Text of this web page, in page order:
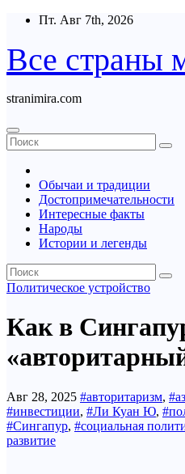
Перейти
содержимому
Пт. Авг 7th, 2026
Все страны
stranimira.com
Обычаи и традиции
Достопримечательности
Интересные факты
Народы
Истории и легенды
Политическое устройство
Как в
Авг 28, 2025 #авторитаризм,
#инвестиции, #Ли Куан Ю,
#Сингапур, #социальная
развитие